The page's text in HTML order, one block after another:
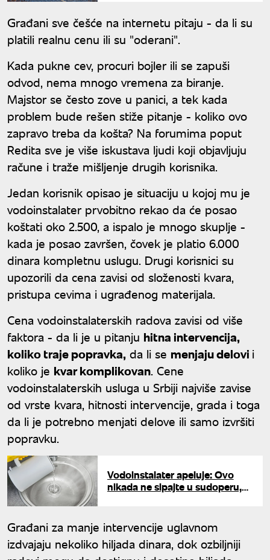
Građani sve češće na internetu pitaju - da li su
platili realnu cenu ili su "oderani".
Kada pukne cev, procuri bojler ili se zapuši
odvod, nema mnogo vremena za biranje.
Majstor se često zove u panici, a tek kada
problem bude rešen stiže pitanje - koliko ovo
zapravo treba da košta? Na forumima poput
Redita sve je više iskustava ljudi koji objavljuju
račune i traže mišljenje drugih korisnika.
Jedan korisnik opisao je situaciju u kojoj mu je
vodoinstalater prvobitno rekao da će posao
koštati oko 2.500, a ispalo je mnogo skuplje -
kada je posao završen, čovek je platio 6.000
dinara kompletnu uslugu. Drugi korisnici su
upozorili da cena zavisi od složenosti kvara,
pristupa cevima i ugrađenog materijala.
Cena vodoinstalaterskih radova zavisi od više
faktora - da li je u pitanju hitna intervencija,
koliko traje popravka, da li se menjaju delovi i
koliko je kvar komplikovan. Cene
vodoinstalaterskih usluga u Srbiji najviše zavise
od vrste kvara, hitnosti intervencije, grada i toga
da li je potrebno menjati delove ili samo izvršiti
popravku.
Vodoinstalater apeluje: Ovo
nikada ne sipajte u sudoperu,
Građani za manje intervencije uglavnom
izdvajaju nekoliko hiljada dinara, dok ozbiljniji